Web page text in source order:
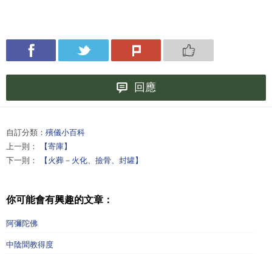
回應
自訂分類： 殯儀小百科
上一則：
【寄庫】
下一則：
【火葬－火化、撿骨、封罐】
你可能會有興趣的文章：
阿彌陀佛
中陰聞教得度